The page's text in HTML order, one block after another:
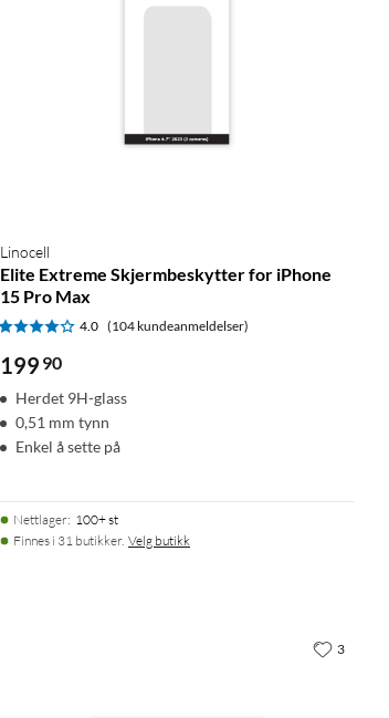
Linocell
Elite Extreme Skjermbeskytter for iPhone
15 Pro Max
4.0 (104 kundeanmeldelser)
199 90
Herdet 9H-glass
0,51 mm tynn
Enkel å sette på
Nettlager: 100+ st
Finnes i 31 butikker. Velg butikk
3